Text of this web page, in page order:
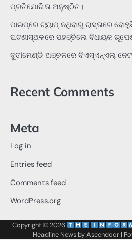
ପ୍ରତିଯୋଗିତା ଅନୁଷ୍ଠିତ।
ପାଇପ୍‌ରେ ଟ୍ୟାପ୍‌ ନଥିବାରୁ ରାସ୍ତାରେ
ଘଟଣାସ୍ଥଳରେ ପହଞ୍ଚିଲେ ବିଧାୟକ ରୂପେଶ
ଦୁତୀମେଣ୍ଡି ଅଞ୍ଚଳରେ ବିଏସ୍‌ଏନ୍‌ଏଲ୍‌
Recent Comments
Meta
Log in
Entries feed
Comments feed
WordPress.org
Copyright © 2026
Headline News byAscendoor|